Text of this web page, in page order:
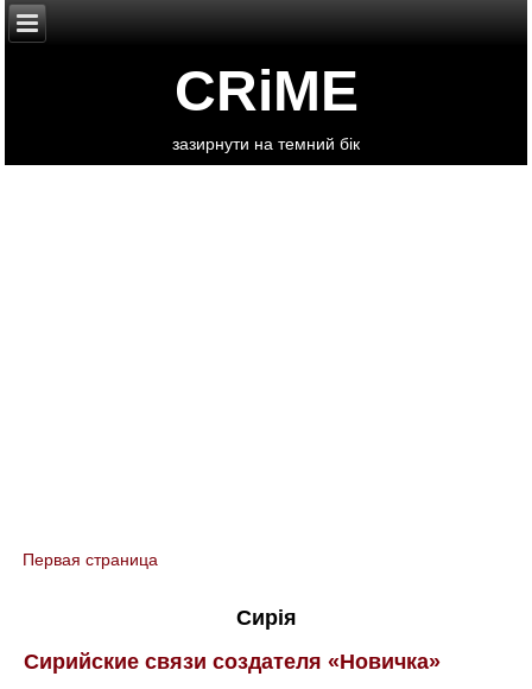
CRiME
зазирнути на темний бік
You are here
Первая страница
Сирія
Сирийские связи создателя «Новичка»